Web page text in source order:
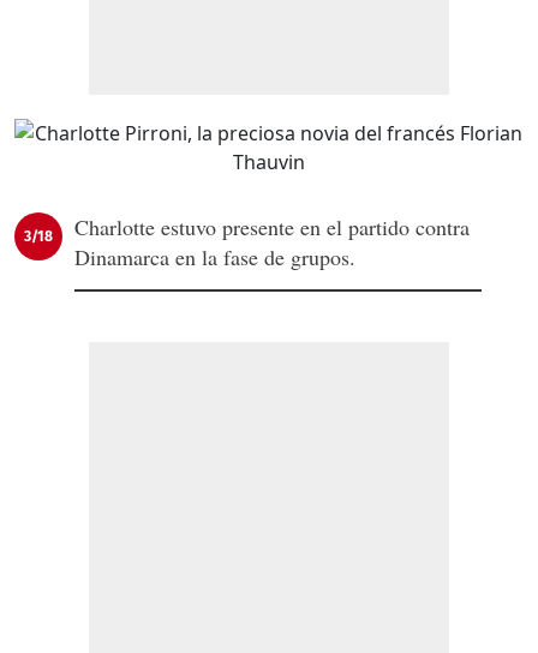
3/18
Charlotte estuvo presente en el partido contra
Dinamarca en la fase de grupos.